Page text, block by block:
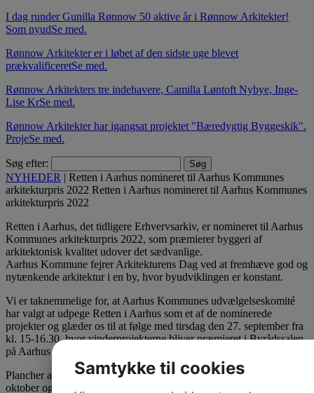
I dag runder Gunilla Rønnow 50 aktive år i Rønnow Arkitekter!
Som nyudSe med.
Rønnow Arkitekter er i løbet af den sidste uge blevet
prækvalificeretSe med.
Rønnow Arkitekters tre indehavere, Camilla Løntoft Nybye, Inge-
Lise KrSe med.
Rønnow Arkitekter har igangsat projektet "Bæredygtig Byggeskik".
ProjeSe med.
Søg efter:
NYHEDER | Retten i Aarhus nomineret til Aarhus Kommunes
arkitekturpris 2022 Retten i Aarhus nomineret til Aarhus Kommunes
arkitekturpris 2022
Retten i Aarhus, det tidligere Erhvervsarkiv, er nomineret til Aarhus
Kommunes arkitekturpris 2022, som præmierer byggeri af
arkitektonisk kvalitet udover det sædvanlige.
Aarhus Kommune fejrer Arkitekturens Dag ved at fremhæve god og
nytænkende arkitektur i en by, hvor byudviklingen er konstant.
Vi er taknemmelige for, at Aarhus Kommunes udvælgelseskomité
har valgt at udpege Retten i Aarhus som et af de nominerede
projekter og glæder os til at følge med tirsdag den 27. september fra
kl. 15-16.30, hvor vinderprojekterne bliver præmieret i Byrådssalen
på Aarhus Rådhus.
Plancher af de nominerede projekter udstilles i DOKK1 fra den 3.-7.
oktober og efterfølgende i Blixens, Brabrand fra den 10.-21. oktober
Samtykke til cookies